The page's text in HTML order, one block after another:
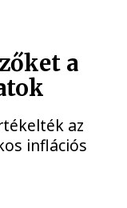
a
az
inflációs